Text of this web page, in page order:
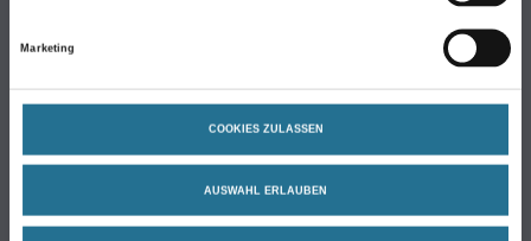
Marketing
COOKIES ZULASSEN
AUSWAHL ERLAUBEN
Putze- und Spachtelmassen
Wand- & Deckenbeläge